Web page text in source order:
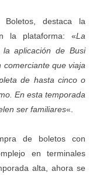
Boletos, destaca la
la plataforma: «La
aplicación de Busi
que viaja
de hasta cinco o
En esta temporada
ser familiares«.
de boletos con
en terminales
alta, ahora se